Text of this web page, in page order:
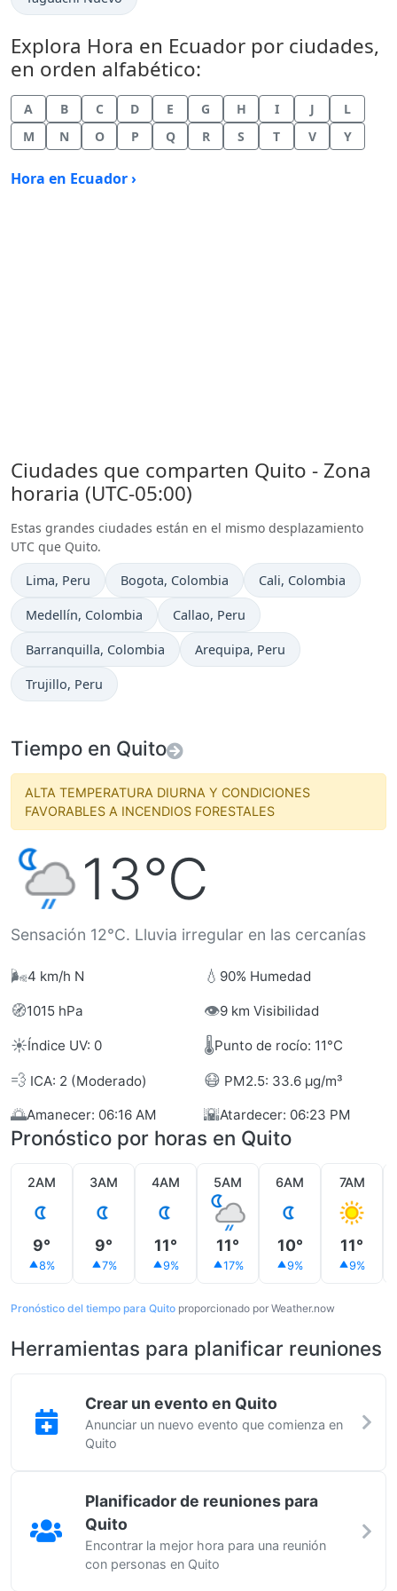
Explora Hora en Ecuador por ciudades,
en orden alfabético:
A B C D E G H I J
L
M
N O P Q R S T V Y
Hora en Ecuador ›
Ciudades que comparten Quito - Zona
horaria (UTC-05:00)
Estas grandes ciudades están en el mismo desplazamiento
UTC que Quito.
Hora actual en
Lima, Peru Hora actual en
Bogota, Colombia Hora actual en
Cali, Colombia
Hora actual en
Medellín, Colombia Hora actual en
Callao, Peru
Hora actual en
Barranquilla, Colombia Hora actual en
Arequipa, Peru
Hora actual en
Trujillo, Peru
Tiempo en Quito
ALTA TEMPERATURA DIURNA Y CONDICIONES
FAVORABLES A INCENDIOS FORESTALES
13°C
Sensación 12°C. Lluvia irregular en las cercanías
🌬️4 km/h N 💧 90% Humedad
🧭1015 hPa 👁️9 km Visibilidad
☀️Índice UV: 0 🌡️Punto de rocío: 11°C
💨 ICA: 2 (Moderado) 😷 PM2.5: 33.6 µg/m³
🌅Amanecer: 06:16 AM 🌇Atardecer: 06:23 PM
Pronóstico por horas en Quito
2AM
9°
8%
3AM
9°
7%
4AM
11°
9%
5AM
11°
17%
6AM
10°
9%
7AM
11°
9%
Pronóstico del tiempo para Quito proporcionado por Weather.now
Herramientas para planificar reuniones
Crear un evento en Quito
Anunciar un nuevo evento que comienza en
Quito
Planificador de reuniones para
Quito
Encontrar la mejor hora para una reunión
con personas en Quito